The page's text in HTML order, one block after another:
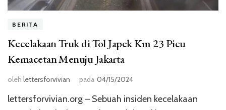
BERITA
Kecelakaan Truk di Tol Japek Km 23 Picu
Kemacetan Menuju Jakarta
oleh lettersforvivian pada 04/15/2024
lettersforvivian.org – Sebuah insiden kecelakaan